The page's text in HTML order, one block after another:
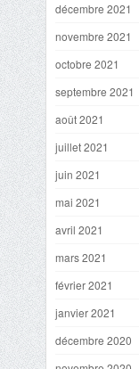
décembre 2021
novembre 2021
octobre 2021
septembre 2021
août 2021
juillet 2021
juin 2021
mai 2021
avril 2021
mars 2021
février 2021
janvier 2021
décembre 2020